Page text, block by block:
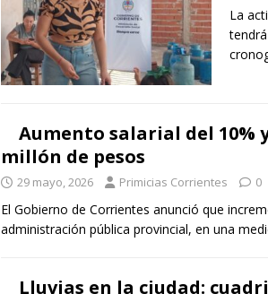
La
Aumento salarial del 10%
millón de pesos
29 mayo, 2026 Primicias Corrientes 0
El Gobierno de Corrientes anunció que
administración pública provincial, en una
Lluvias en la ciudad: